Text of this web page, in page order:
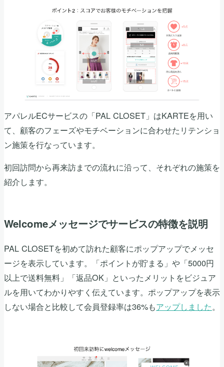
アパレルECサービスの「PAL CLOSET」はKARTEを用い
て、顧客のフェーズやモチベーションに合わせたリテンショ
ン施策を行なっています。
初回訪問から再来訪までの流れに沿って、それぞれの施策を
紹介します。
Welcomeメッセージでサービスの特徴を説明
PAL CLOSETを初めて訪れた顧客にポップアップでメッセ
ージを表示しています。「ポイントが貯まる」や「5000円
以上で送料無料」「返品OK」といったメリットをビジュア
ルを用いてわかりやすく伝えています。ポップアップを表示
しない場合と比較して会員登録率は36%もアップしました。